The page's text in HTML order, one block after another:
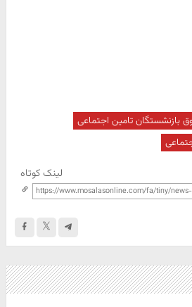
بازنشستگان تامین اجتماعی
لینک کوتاه